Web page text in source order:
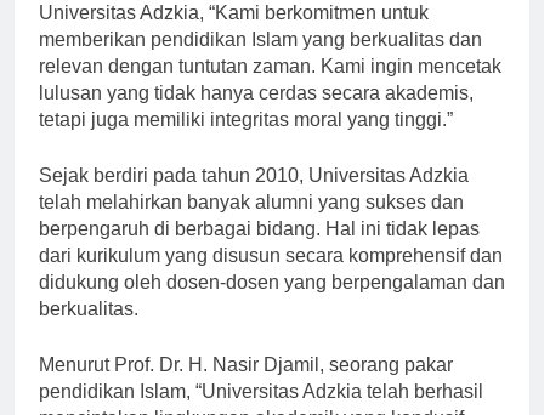
Universitas Adzkia, “Kami berkomitmen untuk
memberikan pendidikan Islam yang berkualitas dan
relevan dengan tuntutan zaman. Kami ingin mencetak
lulusan yang tidak hanya cerdas secara akademis,
tetapi juga memiliki integritas moral yang tinggi.”
Sejak berdiri pada tahun 2010, Universitas Adzkia
telah melahirkan banyak alumni yang sukses dan
berpengaruh di berbagai bidang. Hal ini tidak lepas
dari kurikulum yang disusun secara komprehensif dan
didukung oleh dosen-dosen yang berpengalaman dan
berkualitas.
Menurut Prof. Dr. H. Nasir Djamil, seorang pakar
pendidikan Islam, “Universitas Adzkia telah berhasil